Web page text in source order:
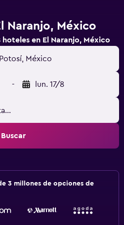
Naranjo, México
en El Naranjo, México
México
- lun. 17/8
Buscar
3 millones de opciones de